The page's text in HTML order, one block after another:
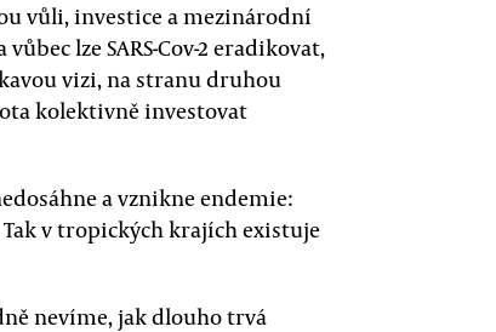
vůli, investice a mezinárodní
lze SARS-Cov-2 eradikovat,
vizi, na stranu druhou
kolektivně investovat
a vznikne endemie:
v tropických krajích existuje
nevíme, jak dlouho trvá